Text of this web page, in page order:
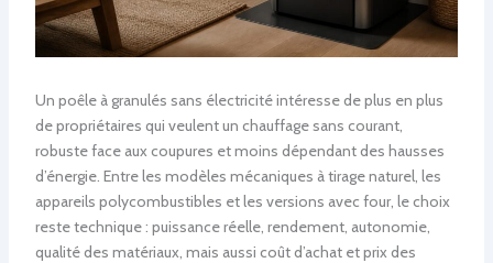
Un poêle à granulés sans électricité intéresse de plus en plus
de propriétaires qui veulent un chauffage sans courant,
robuste face aux coupures et moins dépendant des hausses
d’énergie. Entre les modèles mécaniques à tirage naturel, les
appareils polycombustibles et les versions avec four, le choix
reste technique : puissance réelle, rendement, autonomie,
qualité des matériaux, mais aussi coût d’achat et prix des